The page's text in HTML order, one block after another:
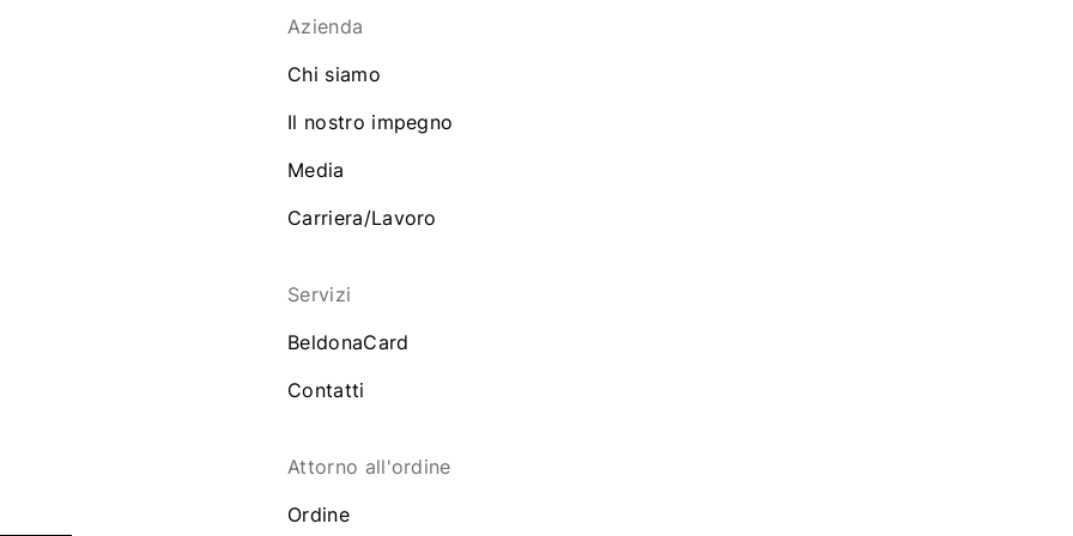
Azienda
Chi siamo
Il nostro impegno
Media
Carriera/Lavoro
Servizi
BeldonaCard
Contatti
Attorno all'ordine
Ordine